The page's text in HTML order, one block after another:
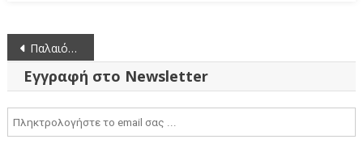
Πλοήγηση
άρθρων
Παλαιότερα άρθρα
Εγγραφή στο Newsletter